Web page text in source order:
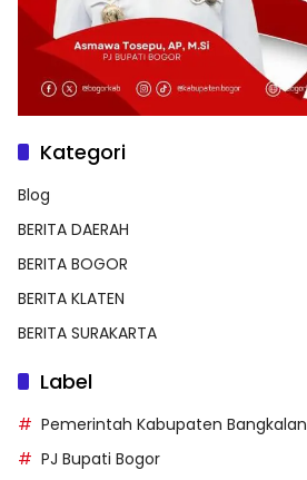
Kategori
Blog
BERITA DAERAH
BERITA BOGOR
BERITA KLATEN
BERITA SURAKARTA
Label
Pemerintah Kabupaten Bangkalan
PJ Bupati Bogor